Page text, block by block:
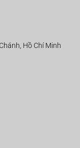
Hồ Chí Minh